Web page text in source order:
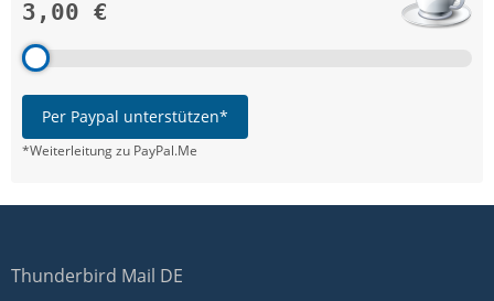
3,00 €
Per Paypal unterstützen*
*Weiterleitung zu PayPal.Me
Thunderbird Mail DE